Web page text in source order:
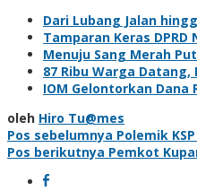
Dari Lubang Jalan
Tamparan Keras
Menuju Sang Merah
87 Ribu Warga
IOM Gelontorkan Dana
oleh Hiro Tu@mes
Navigasi
pos
Pos sebelumnya Polemik
Pos berikutnya Pemkot